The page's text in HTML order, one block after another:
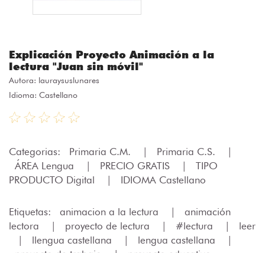
Explicación Proyecto Animación a la
lectura "Juan sin móvil"
Autora: lauraysuslunares
Idioma: Castellano
Categorias: Primaria C.M. Primaria C.S.
ÁREA Lengua
PRECIO GRATIS
TIPO
PRODUCTO Digital
IDIOMA Castellano
Etiquetas: animacion a la lectura
animación
lectora
proyecto de lectura #lectura
leer
llengua castellana lengua castellana